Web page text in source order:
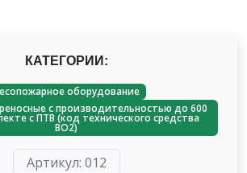
КАТЕГОРИИ:
оборудование
с производительностью до 600
с ПТВ (код технического средства
ВО2)
Артикул: 012